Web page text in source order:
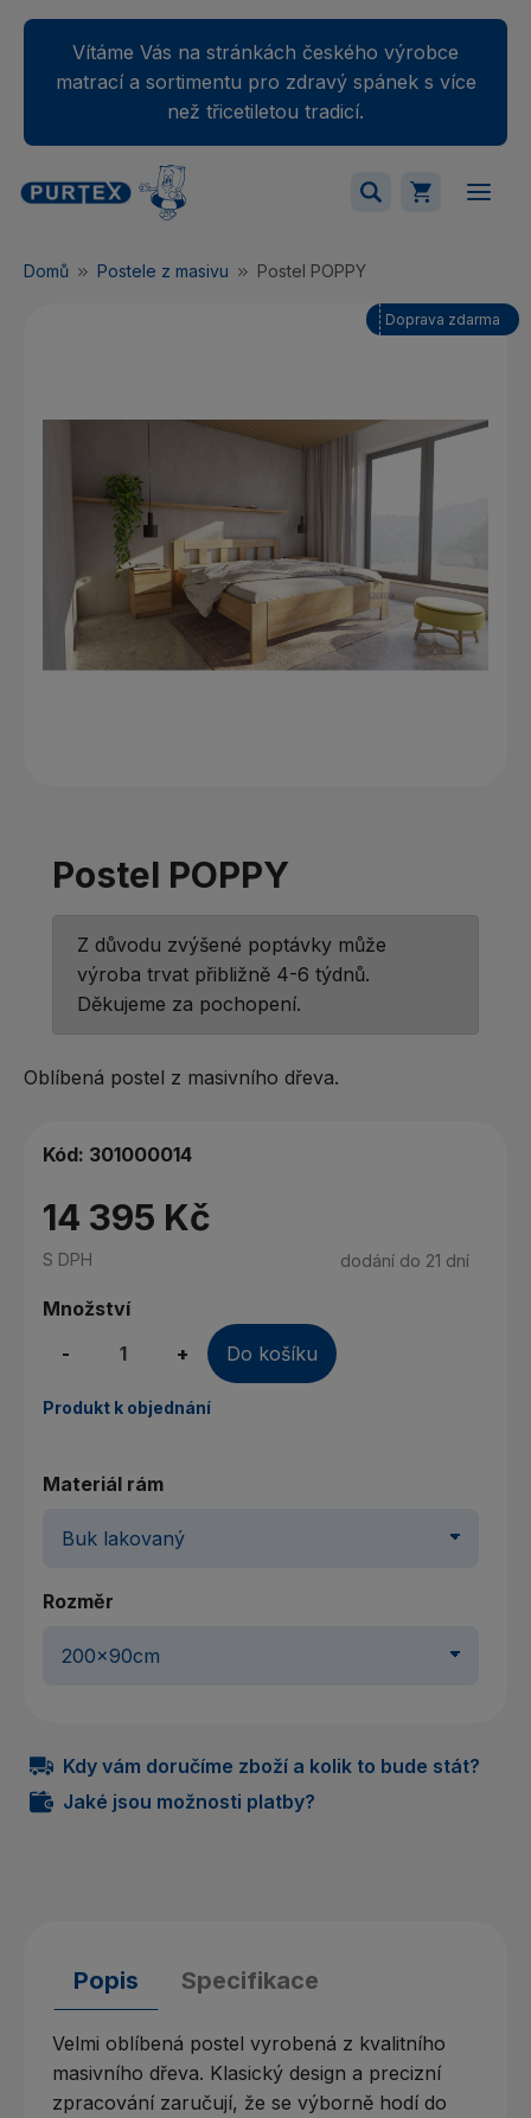
Vítáme Vás na stránkách českého výrobce
matrací a sortimentu pro zdravý spánek s více
než třicetiletou tradicí.
Váš nákupný košík je momentálne prázdny.
Domů Postele z masivu Postel POPPY
Doprava zdarma
Postel POPPY
Z důvodu zvýšené poptávky může
výroba trvat přibližně 4-6 týdnů.
Děkujeme za pochopení.
Oblíbená postel z masivního dřeva.
Kód: 301000014
14 395 Kč
S DPH dodání do 21 dní
Množství
-
+ Do košíku
Produkt k objednání
Materiál rám
Rozměr
Kdy vám doručíme zboží a kolik to bude stát?
Jaké jsou možnosti platby?
Popis Specifikace
Velmi oblíbená postel vyrobená z kvalitního
masivního dřeva. Klasický design a precizní
zpracování zaručují, že se výborně hodí do